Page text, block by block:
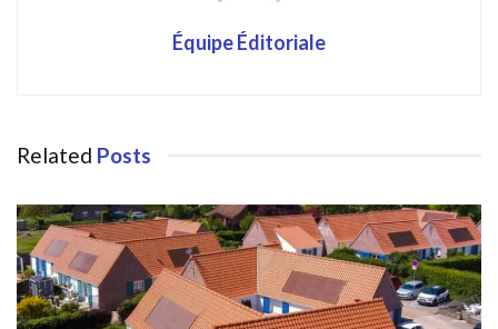
Équipe Éditoriale
Related Posts